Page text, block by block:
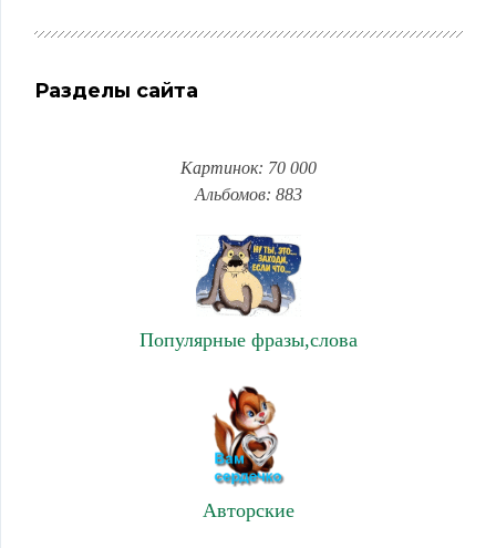
Разделы сайта
Картинок: 70 000
Альбомов: 883
Популярные фразы,слова
Авторские